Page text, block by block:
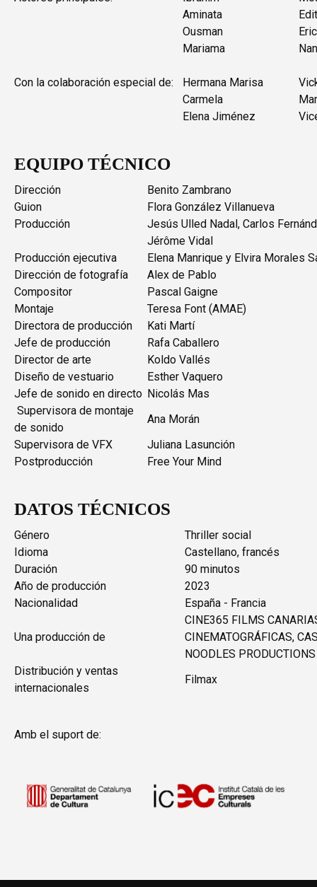
Aminata
Ousman
Mariama
Con la colaboración especial de: Hermana Marisa
Carmela
Elena Jiménez
EQUIPO TÉCNICO
Dirección
Benito Zambrano
Guion
Flora González Villanueva
Producción
Jesús Ulled Nadal, Carlos
Jérôme Vidal
Producción ejecutiva
Elena Manrique y Elvira Morales
Dirección de fotografía
Alex de Pablo
Compositor
Pascal Gaigne
Montaje
Teresa Font (AMAE)
Directora de producción
Kati Martí
Jefe de producción
Rafa Caballero
Director de arte
Koldo Vallés
Diseño de vestuario
Esther Vaquero
Jefe de sonido en directo Nicolás Mas
Supervisora de montaje
de sonido
Ana Morán
Supervisora de VFX
Juliana Lasunción
Postproducción
Free Your Mind
DATOS TÉCNICOS
Género
Thriller social
Idioma
Castellano, francés
Duración
90 minutos
Año de producción
2023
Nacionalidad
España - Francia
Una producción de
CINE365 FILMS
CINEMATOGRÁFICAS,
NOODLES PRODUCTIONS
Distribución y ventas
internacionales
Filmax
Amb el suport de: